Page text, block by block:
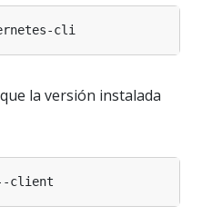
la versión instalada